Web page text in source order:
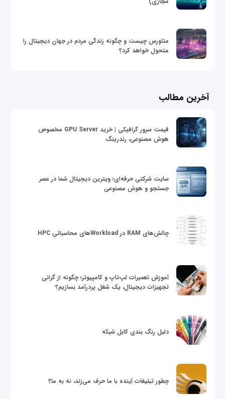
متاورس چیست و چگونه زندگی مردم در جهان دیجیتال را
متحول خواهد کرد؟
آخرین مطالب
قیمت سرور گرافیکی | خرید GPU Server مخصوص
هوش مصنوعی، رندرینگ
سایت شرکتی حرفه‌ای؛ ویترین دیجیتال شما در عصر
جستجو و هوش مصنوعی
چالش‌های RAM در Workloadهای محاسباتی HPC
آموزش تعمیرات لپ‌تاپ و کامپیوتر؛ چگونه از گرانی
تجهیزات دیجیتال، یک شغل پردرآمد بسازیم؟
دلیل رنگ بندی کابل شبکه
چطور تبلیغات آینده با ما حرف می‌زند، نه به ما؟